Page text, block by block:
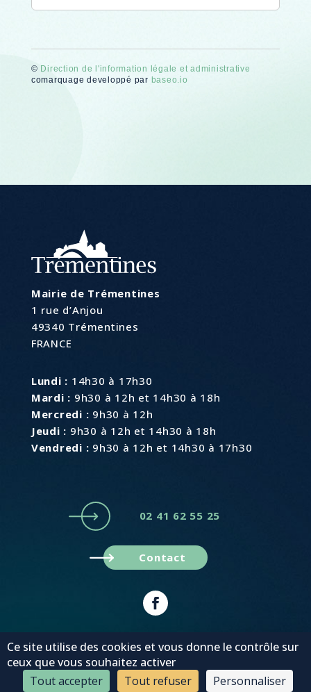
© Direction de l'information légale et administrative
comarquage developpé par baseo.io
Mairie de Trémentines
1 rue d’Anjou
49340 Trémentines
FRANCE
Lundi : 14h30 à 17h30
Mardi : 9h30 à 12h et 14h30 à 18h
Mercredi : 9h30 à 12h
Jeudi : 9h30 à 12h et 14h30 à 18h
Vendredi : 9h30 à 12h et 14h30 à 17h30
02 41 62 55 25
Contact
Plan du site
Mentions légales
© MonaGraphic 2022
Ce site utilise des cookies et vous donne le contrôle sur
ceux que vous souhaitez activer
Tout accepter
Tout refuser Personnaliser